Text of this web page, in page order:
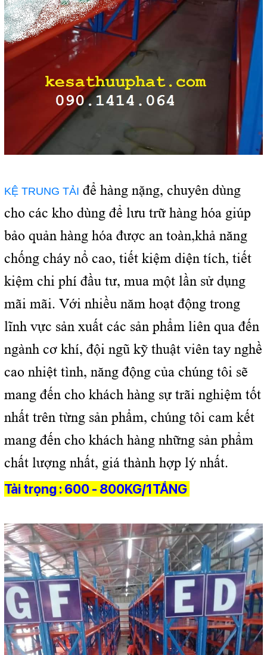
KỆ TRUNG TẢI để hàng nặng, chuyên dùng
cho các kho dùng để lưu trữ hàng hóa giúp
bảo quản hàng hóa được an toàn,khả năng
chống cháy nổ cao, tiết kiệm diện tích, tiết
kiệm chi phí đầu tư, mua một lần sử dụng
mãi mãi. Với nhiều năm hoạt động trong
lĩnh vực sản xuất các sản phẩm liên qua đến
ngành cơ khí, đội ngũ kỹ thuật viên tay nghề
cao nhiệt tình, năng động của chúng tôi sẽ
mang đến cho khách hàng sự trãi nghiệm tốt
nhất trên từng sản phẩm, chúng tôi cam kết
mang đến cho khách hàng những sản phẩm
chất lượng nhất, giá thành hợp lý nhất.
Tải trọng : 600 - 800KG/1TẦNG